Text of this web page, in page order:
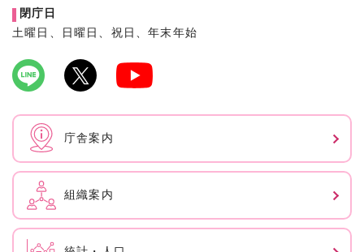
閉庁日
土曜日、日曜日、祝日、年末年始
庁舎案内
組織案内